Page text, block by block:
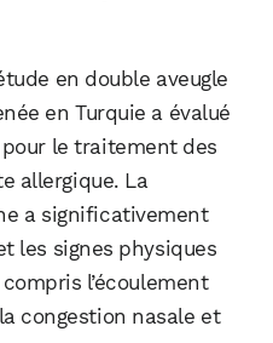
en double aveugle
en Turquie a évalué
le traitement des
allergique. La
a significativement
les signes physiques
l’écoulement
congestion nasale et